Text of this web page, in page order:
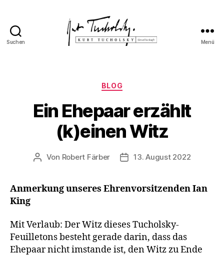
Suchen Menü
Kategorien
BLOG
Ein Ehepaar erzählt
(k)einen Witz
Beitragsautor
Von Robert Färber Veröffentlichungsdatum
13. August 2022
Anmerkung unseres Ehrenvorsitzenden Ian
King
Mit Verlaub: Der Witz dieses Tucholsky-
Feuilletons besteht gerade darin, dass das
Ehepaar nicht imstande ist, den Witz zu Ende